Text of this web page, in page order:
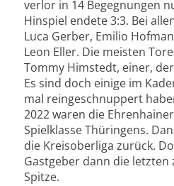
verlor in 14 Begegnungen
Hinspiel endete 3:3. Bei
Luca Gerber, Emilio
Leon Eller. Die meisten
Tommy Himstedt, einer,
Es sind doch einige im
mal reingeschnuppert
2022 waren die
Spielklasse Thüringens.
die Kreisoberliga zurück.
Gastgeber dann die letzten
Spitze.